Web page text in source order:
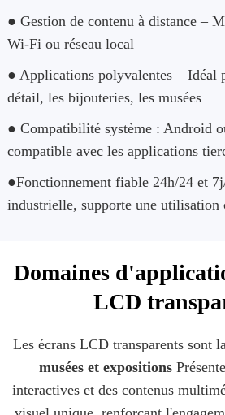
● Gestion de contenu à distance –
Wi-Fi ou réseau local
● Applications polyvalentes – Idéal
détail, les bijouteries, les musées
● Compatibilité système : Android
compatible avec les applications
●Fonctionnement fiable 24h/24 et
industrielle, supporte une utilisation
Domaines
LCD
Les écrans LCD transparents sont
musées et expositions
interactives et des contenus